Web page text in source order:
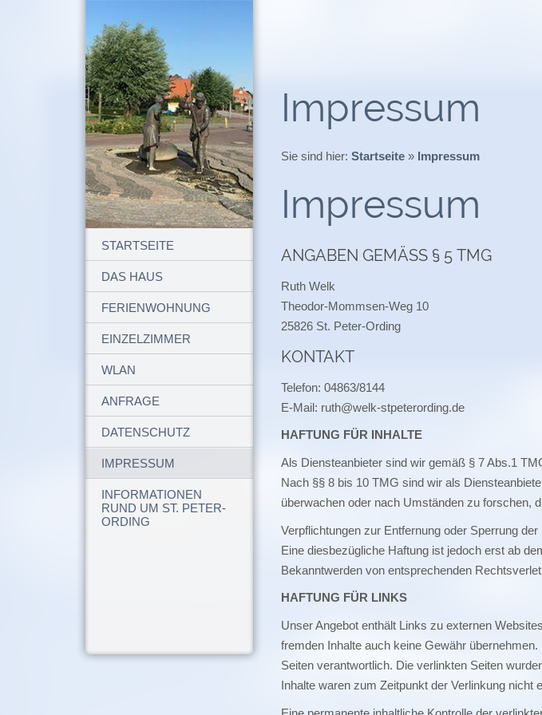
STARTSEITE
DAS HAUS
FERIENWOHNUNG
EINZELZIMMER
WLAN
ANFRAGE
DATENSCHUTZ
IMPRESSUM
INFORMATIONEN
RUND UM ST. PETER-
ORDING
Impressum
Sie sind hier: Startseite » Impressum
Impressum
ANGABEN GEMÄSS § 5 TMG
Ruth Welk
Theodor-Mommsen-Weg 10
25826 St. Peter-Ording
KONTAKT
Telefon: 04863/8144
E-Mail: ruth@welk-stpeterording.de
HAFTUNG FÜR INHALTE
Als Diensteanbieter sind wir gemäß § 7 Abs.1
Nach §§ 8 bis 10 TMG sind wir als
überwachen oder nach Umständen zu forschen,
Verpflichtungen zur Entfernung oder Sperrung
Eine diesbezügliche Haftung ist jedoch erst ab
Bekanntwerden von entsprechenden
HAFTUNG FÜR LINKS
Unser Angebot enthält Links zu externen
fremden Inhalte auch keine Gewähr
Seiten verantwortlich. Die verlinkten Seiten
Inhalte waren zum Zeitpunkt der Verlinkung nicht